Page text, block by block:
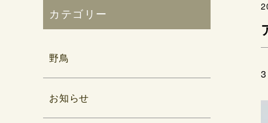
カテゴリー
野鳥
お知らせ